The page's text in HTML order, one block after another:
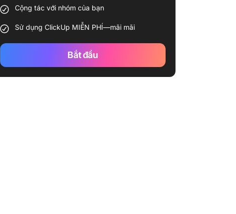
Cộng tác với nhóm của bạn
Sử dụng ClickUp MIỄN PHÍ—mãi mãi
Bắt đầu